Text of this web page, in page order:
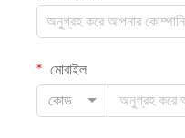
মোবাইল
কোড